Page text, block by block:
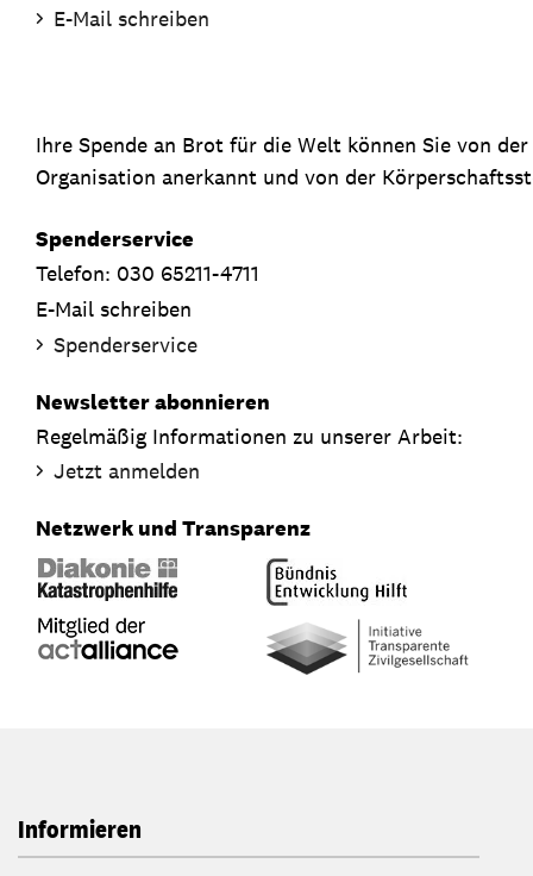
E-Mail schreiben
Ihre Spende an Brot für die Welt können Sie von
Organisation anerkannt und von der
Spenderservice
Telefon: 030 65211-4711
E-Mail schreiben
Spenderservice
Newsletter abonnieren
Regelmäßig Informationen zu unserer Arbeit:
Jetzt anmelden
Netzwerk und Transparenz
Informieren